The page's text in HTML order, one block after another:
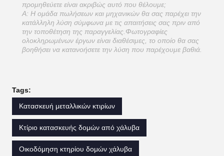
προμηθεύετε είναι ακριβώς αυτό που θέλουμε;
Α: Η ομάδα πωλήσεων και μηχανικών θα σας παρέχει την
κατάλληλη λύση σύμφωνα με τις απαιτήσεις σας πριν από
την τοποθέτηση της παραγγελίας.Φωτογραφίες
ολοκληρωμένων έργων είναι διαθέσιμες, το οποίο θα σας
βοηθήσει να κατανοήσετε την λύση που παρέχουμε βαθιά.
Tags:
Κατασκευή μεταλλικών κτιρίων
Κτίριο κατασκευής δομών από χάλυβα
Οικοδόμηση κτηρίου δομών χάλυβα